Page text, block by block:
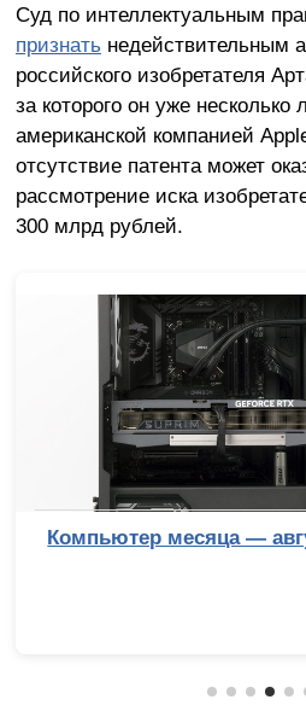
Суд по интеллектуальным
признать недействительным
российского изобретателя
за которого он уже несколько
американской компанией
отсутствие патента может
рассмотрение иска
300 млрд рублей.
Компьютер месяца —